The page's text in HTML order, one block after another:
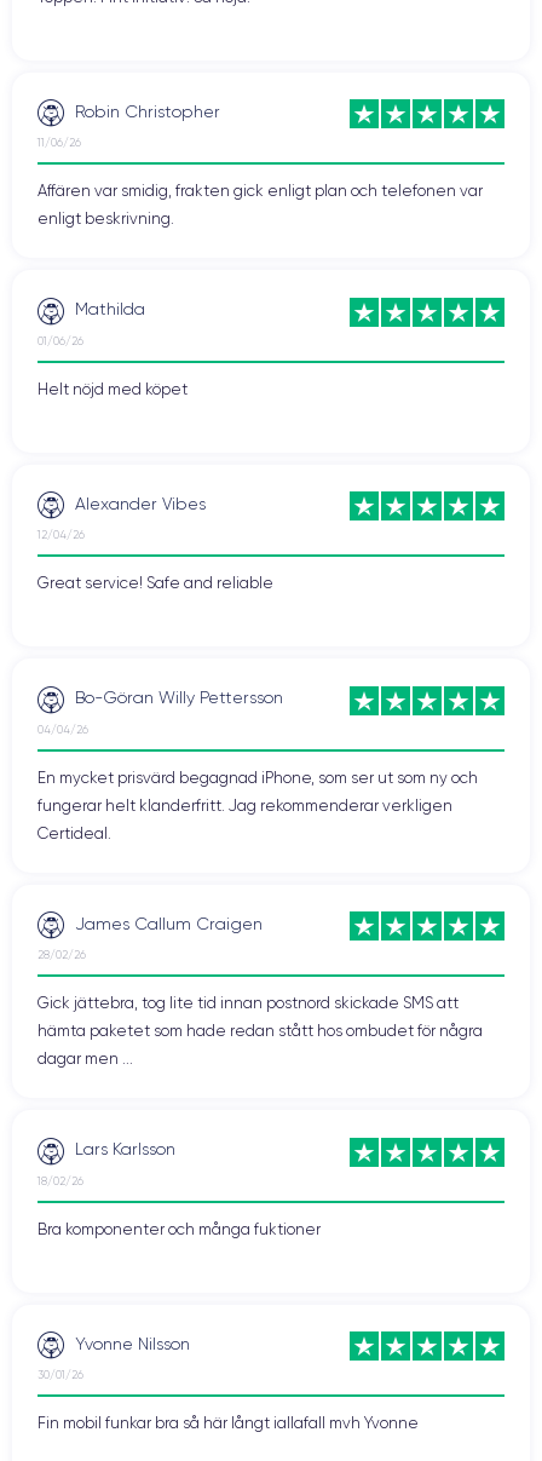
På baksidan har den dubbla fotosensorn en 12Mpx-sensor som
och porträttläget som simulerar bakgrundsoskärpa.
Batteritid:
använder mindre ström än sin föregångare.
Efter flera tester kan iPhone 8 Plus hålla i två dagar vid normal
användning och kan nå morgonen den andra dagen vid intensiv
användning.
Uthålligheten är en riktig tillgång.
De starka punkterna hos iPhone 8 Plus
Batteriets livslängd
Prestanda
Kamera
Svagheter med iPhone 8 Plus:
Induktionsladdare ingår inte
Robin Christopher
11/06/26
Affären var smidig, frakten gick enligt plan och telefonen var
enligt beskrivning.
Mathilda
01/06/26
Helt nöjd med köpet
Alexander Vibes
12/04/26
Great service! Safe and reliable
Bo-Göran Willy Pettersson
04/04/26
En mycket prisvärd begagnad iPhone, som ser ut som ny och
fungerar helt klanderfritt. Jag rekommenderar verkligen
Certideal.
James Callum Craigen
28/02/26
Gick jättebra, tog lite tid innan postnord skickade SMS att
hämta paketet som hade redan stått hos ombudet för några
dagar men ...
Lars Karlsson
18/02/26
Bra komponenter och många fuktioner
Yvonne Nilsson
30/01/26
Fin mobil funkar bra så här långt iallafall mvh Yvonne